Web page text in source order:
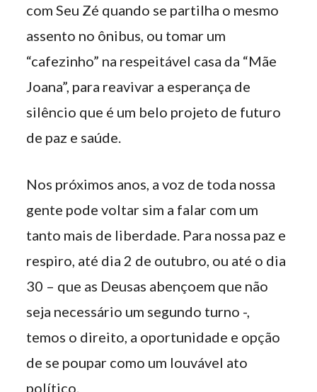
com Seu Zé quando se partilha o mesmo
assento no ônibus, ou tomar um
“cafezinho” na respeitável casa da “Mãe
Joana”, para reavivar a esperança de
silêncio que é um belo projeto de futuro
de paz e saúde.
Nos próximos anos, a voz de toda nossa
gente pode voltar sim a falar com um
tanto mais de liberdade. Para nossa paz e
respiro, até dia 2 de outubro, ou até o dia
30 – que as Deusas abençoem que não
seja necessário um segundo turno -,
temos o direito, a oportunidade e opção
de se poupar como um louvável ato
político.